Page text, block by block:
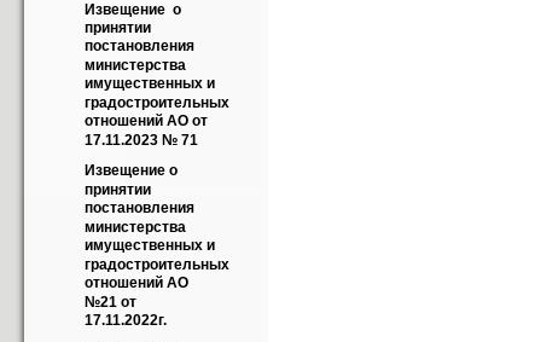
Извещение  о
принятии
постановления
министерства
имущественных и
градостроительных
отношений АО от
17.11.2023 № 71
Извещение о
принятии
постановления
министерства
имущественных и
градостроительных
отношений АО
№21 от
17.11.2022г.